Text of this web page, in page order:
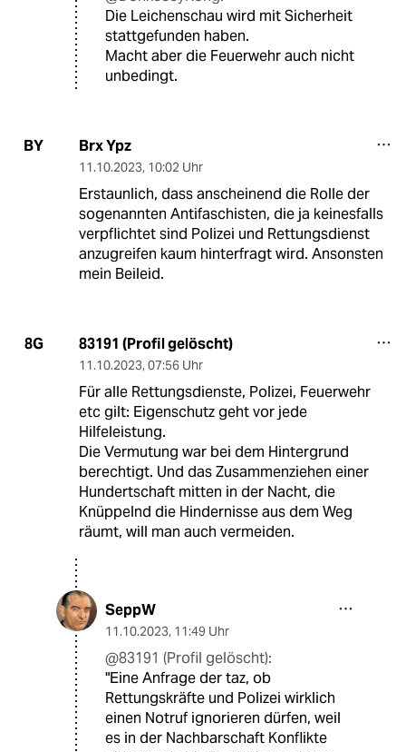
Die Leichenschau wird mit Sicherheit
stattgefunden haben.
Macht aber die Feuerwehr auch nicht
unbedingt.
BY Brx Ypz
11.10.2023, 10:02 Uhr
Erstaunlich, dass anscheinend die Rolle der
sogenannten Antifaschisten, die ja keinesfalls
verpflichtet sind Polizei und Rettungsdienst
anzugreifen kaum hinterfragt wird. Ansonsten
mein Beileid.
8G 83191 (Profil gelöscht)
11.10.2023, 07:56 Uhr
Für alle Rettungsdienste, Polizei, Feuerwehr
etc gilt: Eigenschutz geht vor jede
Hilfeleistung.
Die Vermutung war bei dem Hintergrund
berechtigt. Und das Zusammenziehen einer
Hundertschaft mitten in der Nacht, die
Knüppelnd die Hindernisse aus dem Weg
räumt, will man auch vermeiden.
SeppW
11.10.2023, 11:49 Uhr
@83191 (Profil gelöscht):
"Eine Anfrage der taz, ob
Rettungskräfte und Polizei wirklich
einen Notruf ignorieren dürfen, weil
es in der Nachbarschaft Konflikte